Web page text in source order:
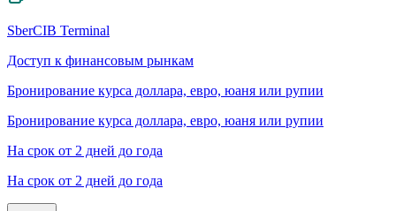
SberCIB Terminal
Доступ к финансовым рынкам
Бронирование курса доллара, евро, юаня или рупии
Бронирование курса доллара, евро, юаня или рупии
На срок от 2 дней до года
На срок от 2 дней до года